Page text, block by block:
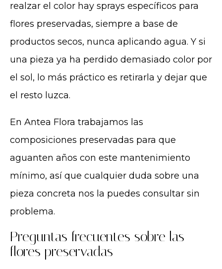
realzar el color hay sprays específicos para
flores preservadas, siempre a base de
productos secos, nunca aplicando agua. Y si
una pieza ya ha perdido demasiado color por
el sol, lo más práctico es retirarla y dejar que
el resto luzca.
En Antea Flora trabajamos las
composiciones preservadas para que
aguanten años con este mantenimiento
mínimo, así que cualquier duda sobre una
pieza concreta nos la puedes consultar sin
problema.
Preguntas frecuentes sobre las
flores preservadas